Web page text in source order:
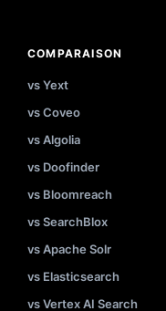
COMPARAISON
vs Yext
vs Coveo
vs Algolia
vs Doofinder
vs Bloomreach
vs SearchBlox
vs Apache Solr
vs Elasticsearch
vs Vertex AI Search